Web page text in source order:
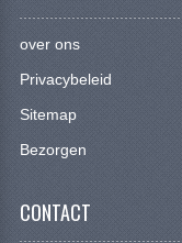
over ons
Privacybeleid
Sitemap
Bezorgen
CONTACT